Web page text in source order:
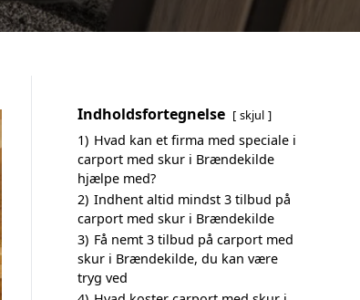
Indholdsfortegnelse skjul
1) Hvad kan et firma med speciale i
carport med skur i Brændekilde
hjælpe med?
2) Indhent altid mindst 3 tilbud på
carport med skur i Brændekilde
3) Få nemt 3 tilbud på carport med
skur i Brændekilde, du kan være
tryg ved